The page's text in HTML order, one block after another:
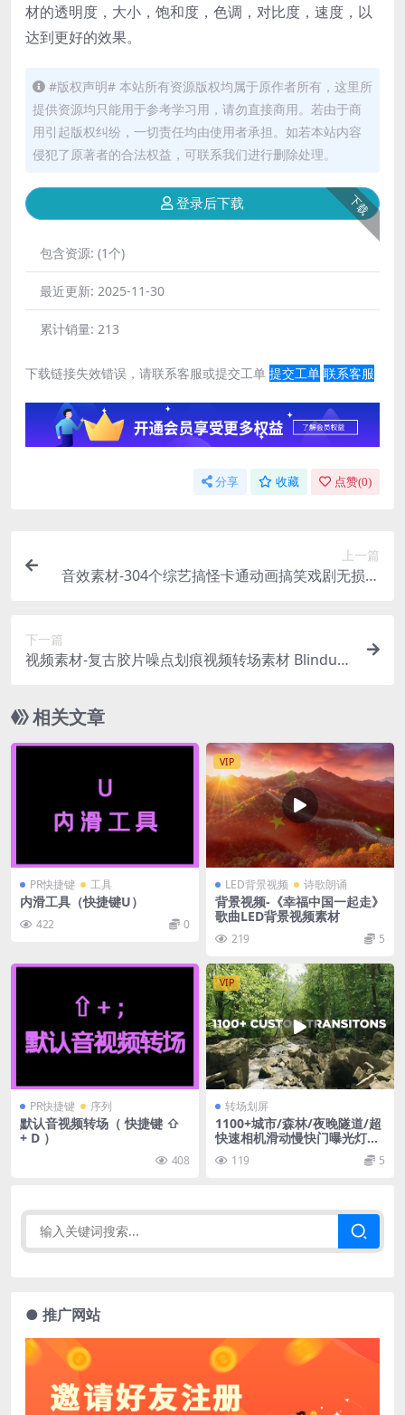
材的透明度，大小，饱和度，色调，对比度，速度，以
达到更好的效果。
#版权声明# 本站所有资源版权均属于原作者所有，这里所
提供资源均只能用于参考学习用，请勿直接商用。若由于商
用引起版权纠纷，一切责任均由使用者承担。如若本站内容
侵犯了原著者的合法权益，可联系我们进行删除处理。
下载
登录后下载
包含资源: (1个)
最近更新: 2025-11-30
累计销量: 213
下载链接失效错误，请联系客服或提交工单 提交工单 联系客服
分享 收藏 点赞(0)
上一篇
音效素材-304个综艺搞怪卡通动画搞笑戏剧无损音
下一篇
视频素材-复古胶片噪点划痕视频转场素材 Blindusk
相关文章
PR快捷键 工具
内滑工具（快捷键U）
422 0
VIP
LED背景视频 诗歌朗诵
背景视频-《幸福中国一起走》
歌曲LED背景视频素材
219 5
PR快捷键 序列
默认音视频转场（ 快捷键 ⇧
+ D ）
408
VIP
转场划屏
1100+城市/森林/夜晚隧道/超
快速相机滑动慢快门曝光灯光
轨迹穿梭转场过渡视频素材 11
00+Swipe Camera Transitio
119 5
● 推广网站